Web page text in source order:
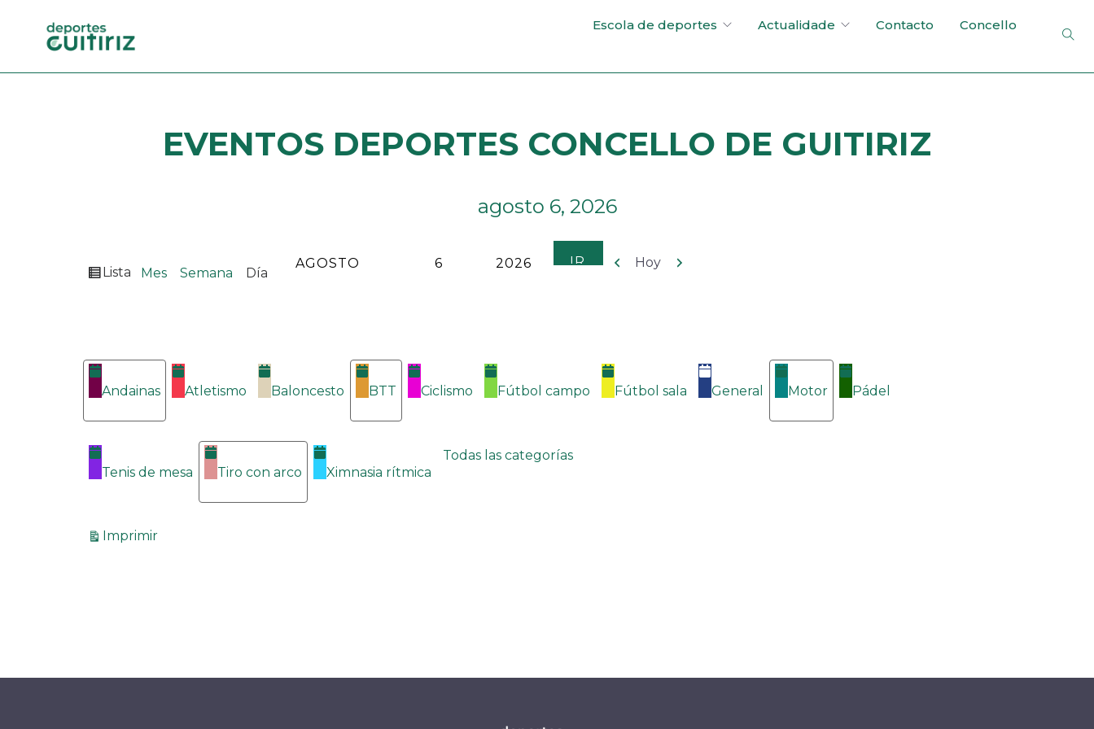
Escola de deportes Actualidade Contacto Concello
EVENTOS DEPORTES CONCELLO DE GUITIRIZ
agosto 6, 2026
Ver
Lista Mes Semana Día MES
DÍA
AÑO
Anterior
Hoy Siguiente
Categorías
Andainas Atletismo Baloncesto BTT Ciclismo Fútbol campo Fútbol sala General Motor Pádel
Tenis de mesa Tiro con arco Ximnasia rítmica
Todas las categorías
ImprimirVistas